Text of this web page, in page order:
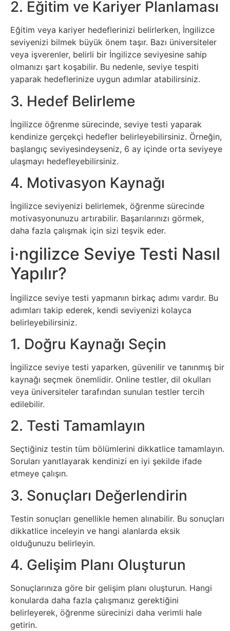
İnternet
İnternetten
Para
Kazanma
Kadın
Kim
Kimdir
Kitap
Komedi
Kültür
Sanat
Metaverse
Mobil
Müzik
Nft
Oyun
Projeler
ve
Fikirler
Psikoloji
Sağlık
Scriptler
Seo
Sigorta
Sinema
2. Eğitim ve Kariyer Planlaması
Eğitim veya kariyer hedeflerinizi belirlerken, İngilizce
seviyenizi bilmek büyük önem taşır. Bazı üniversiteler
veya işverenler, belirli bir İngilizce seviyesine sahip
olmanızı şart koşabilir. Bu nedenle, seviye tespiti
yaparak hedeflerinize uygun adımlar atabilirsiniz.
3. Hedef Belirleme
İngilizce öğrenme sürecinde, seviye testi yaparak
kendinize gerçekçi hedefler belirleyebilirsiniz. Örneğin,
başlangıç seviyesindeyseniz, 6 ay içinde orta seviyeye
ulaşmayı hedefleyebilirsiniz.
4. Motivasyon Kaynağı
İngilizce seviyenizi belirlemek, öğrenme sürecinde
motivasyonunuzu artırabilir. Başarılarınızı görmek,
daha fazla çalışmak için sizi teşvik eder.
i·ngilizce Seviye Testi Nasıl
Yapılır?
İngilizce seviye testi yapmanın birkaç adımı vardır. Bu
adımları takip ederek, kendi seviyenizi kolayca
belirleyebilirsiniz.
1. Doğru Kaynağı Seçin
İngilizce seviye testi yaparken, güvenilir ve tanınmış bir
kaynağı seçmek önemlidir. Online testler, dil okulları
veya üniversiteler tarafından sunulan testler tercih
edilebilir.
2. Testi Tamamlayın
Seçtiğiniz testin tüm bölümlerini dikkatlice tamamlayın.
Soruları yanıtlayarak kendinizi en iyi şekilde ifade
etmeye çalışın.
3. Sonuçları Değerlendirin
Testin sonuçları genellikle hemen alınabilir. Bu sonuçları
dikkatlice inceleyin ve hangi alanlarda eksik
olduğunuzu belirleyin.
4. Gelişim Planı Oluşturun
Sonuçlarınıza göre bir gelişim planı oluşturun. Hangi
konularda daha fazla çalışmanız gerektiğini
belirleyerek, öğrenme sürecinizi daha verimli hale
getirin.